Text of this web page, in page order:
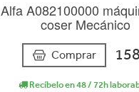
Alfa A082100000
coser Mecánico
Comprar
Recíbelo en 48 / 72h